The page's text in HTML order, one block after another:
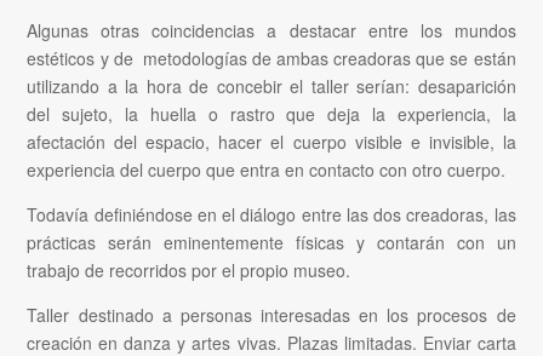
Algunas otras coincidencias a destacar entre los mundos
estéticos y de metodologías de ambas creadoras que se están
utilizando a la hora de concebir el taller serían: desaparición
del sujeto, la huella o rastro que deja la experiencia, la
afectación del espacio, hacer el cuerpo visible e invisible, la
experiencia del cuerpo que entra en contacto con otro cuerpo.
Todavía definiéndose en el diálogo entre las dos creadoras, las
prácticas serán eminentemente físicas y contarán con un
trabajo de recorridos por el propio museo.
Taller destinado a personas interesadas en los procesos de
creación en danza y artes vivas. Plazas limitadas. Enviar carta